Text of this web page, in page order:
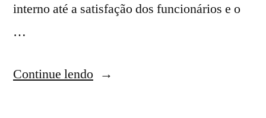
interno até a satisfação dos funcionários e o
…
Continue lendo